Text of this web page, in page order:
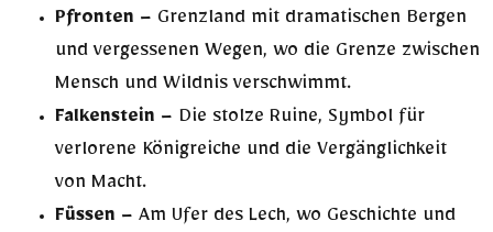
Pfronten – Grenzland mit dramatischen Bergen
und vergessenen Wegen, wo die Grenze zwischen
Mensch und Wildnis verschwimmt.
Falkenstein – Die stolze Ruine, Symbol für
verlorene Königreiche und die Vergänglichkeit
von Macht.
Füssen – Am Ufer des Lech, wo Geschichte und